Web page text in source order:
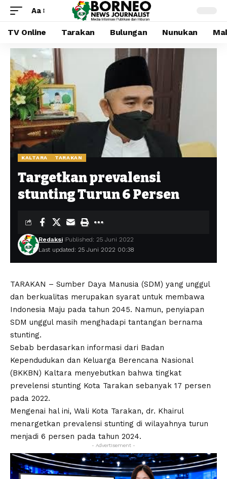
Aa
TV Online Tarakan Bulungan Nunukan
KALTARA TARAKAN
Targetkan prevalensi
stunting Turun 6 Persen
Last updated: 25 Juni 2022 00:38
Redaksi Published: 25 Juni 2022
TARAKAN – Sumber Daya Manusia (SDM) yang unggul
dan berkualitas merupakan syarat untuk membawa
Indonesia Maju pada tahun 2045. Namun, penyiapan
SDM unggul masih menghadapi tantangan bernama
stunting.
Sebab berdasarkan informasi dari Badan
Kependudukan dan Keluarga Berencana Nasional
(BKKBN) Kaltara menyebutkan bahwa tingkat
prevelensi stunting Kota Tarakan sebanyak 17 persen
pada 2022.
Mengenai hal ini, Wali Kota Tarakan, dr. Khairul
menargetkan prevalensi stunting di wilayahnya turun
menjadi 6 persen pada tahun 2024.
- Advertisement -